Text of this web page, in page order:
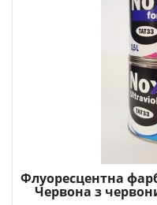
Флуоресцентна
Червона з